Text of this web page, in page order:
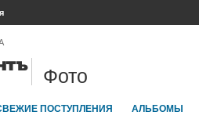
Фото
ПОСТУПЛЕНИЯ АЛЬБОМЫ